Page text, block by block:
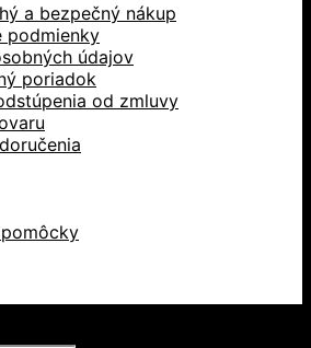
a bezpečný nákup
podmienky
údajov
poriadok
od zmluvy